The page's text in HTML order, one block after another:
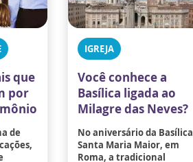
que
por
de
IGREJA
Você conhece a
Basílica ligada ao
Milagre das Neves?
No aniversário da Basílica
Santa Maria Maior, em
Roma, a tradicional